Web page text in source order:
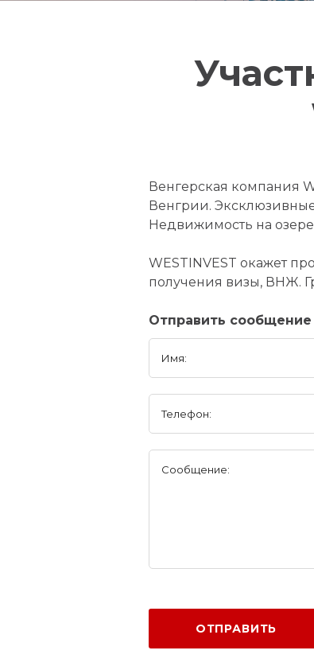
Венгерская компания
Венгрии.
Недвижимость на озере
WESTINVEST окажет
получения визы, ВНЖ.
Отправить сообщение
Имя:
Телефон:
Сообщение:
ОТПРАВИТЬ